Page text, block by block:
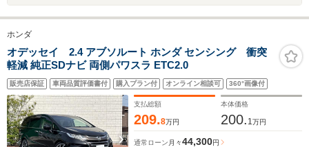
ホンダ
オデッセイ 2.4 アブソルート ホンダ センシング 衝突
軽減 純正SDナビ 両側パワスラ ETC2.0
販売店保証 車両品質評価書付 購入プラン付 オンライン相談可 360°画像付
支払総額
209.8万円
本体価格
200. 1万円
通常ローン 月々44,300円